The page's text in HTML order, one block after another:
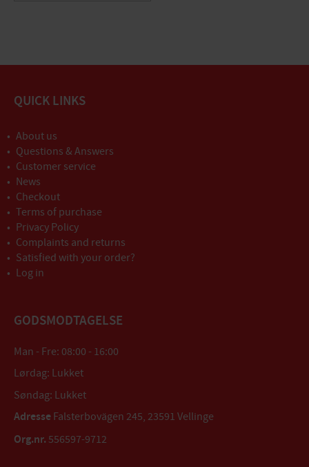
QUICK LINKS
About us
Questions & Answers
Customer service
News
Checkout
Terms of purchase
Privacy Policy
Complaints and returns
Satisfied with your order?
Log in
GODSMODTAGELSE
Man - Fre: 08:00 - 16:00
Lørdag: Lukket
Søndag: Lukket
Adresse Falsterbovägen 245, 23591 Vellinge
Org.nr. 556597-9712